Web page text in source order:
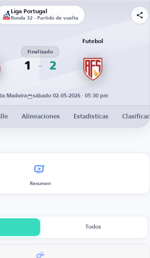
Liga Portugal
Ronda 32 - Partido de vuelta
1
Finalizado
2
Futebol
Madeira sábado 02-05-2026 · 05:30 pm
Alineaciones Estadísticas
Resumen
Todos